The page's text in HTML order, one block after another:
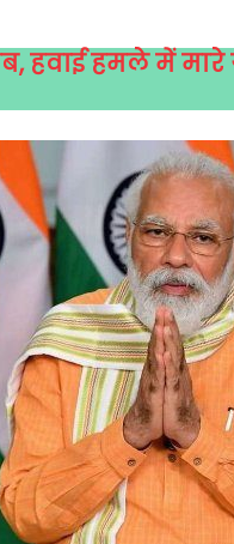
हवाई हमले में मारे